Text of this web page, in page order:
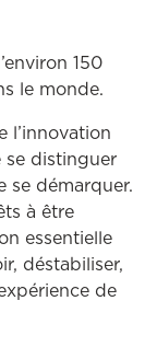
150
le monde.
l’innovation
se distinguer
se démarquer.
à être
essentielle
déstabiliser,
de